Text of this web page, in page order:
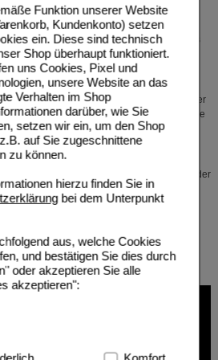
Funktion unserer Website
Kundenkonto) setzen
ein. Diese sind technisch
Shop überhaupt funktioniert.
uns Cookies, Pixel und
unsere Website an das
Verhalten im Shop
darüber, wie Sie
setzen wir ein, um den Shop
auf Sie zugeschnittene
zu können.
hierzu finden Sie in
bei dem Unterpunkt
aus, welche Cookies
und bestätigen Sie dies durch
oder akzeptieren Sie alle
akzeptieren":
Bronchitis und
(Sinusitis) erfolgreich eingesetzt. Im
Einsatz in Klinik und Praxis hat es sich als
bewährt. Sehr viele Patienten mit einer
chronischen Bronchitis haben mit der
® forte über Jahre sehr gute
mit chronischer Bronchitis konnte in einer
Monate gezeigt werden, dass durch die Gabe
die Intensität und Häufigkeit
konnte.*
Verträglichkeit von Myrtol standardisiert bei der
Bronchitis; Arzneim.-Forsch./Drug Res.
dürfen seit 2012 die Kosten für rezeptfreie